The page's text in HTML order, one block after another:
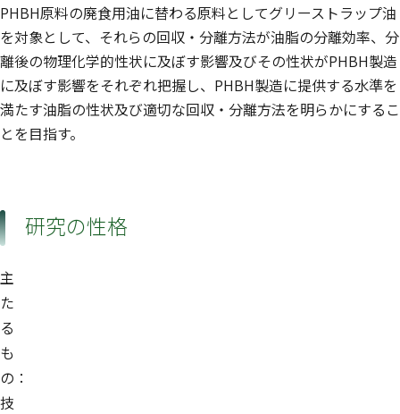
PHBH原料の廃食用油に替わる原料としてグリーストラップ油
を対象として、それらの回収・分離方法が油脂の分離効率、分
離後の物理化学的性状に及ぼす影響及びその性状がPHBH製造
に及ぼす影響をそれぞれ把握し、PHBH製造に提供する水準を
満たす油脂の性状及び適切な回収・分離方法を明らかにするこ
とを目指す。
研究の性格
主
た
る
も
の：
技